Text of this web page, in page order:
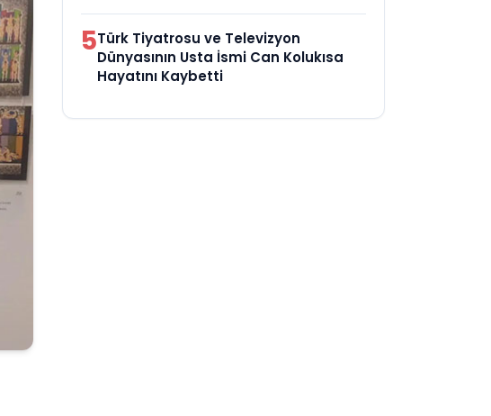
5Türk Tiyatrosu ve Televizyon
Dünyasının Usta İsmi Can Kolukısa
Hayatını Kaybetti